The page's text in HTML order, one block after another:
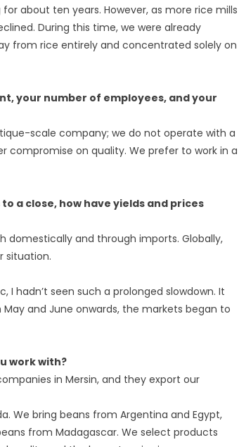
about ten years. However, as more rice mills
During this time, we were already
from rice entirely and concentrated solely on
your number of employees, and your
scale company; we do not operate with a
compromise on quality. We prefer to work in a
a close, how have yields and prices
domestically and through imports. Globally,
situation.
I hadn’t seen such a prolonged slowdown. It
and June onwards, the markets began to
work with?
in Mersin, and they export our
We bring beans from Argentina and Egypt,
from Madagascar. We select products